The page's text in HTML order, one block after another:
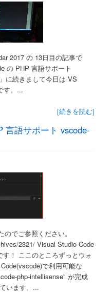
2017 の 13日目の記事で
の PHP 言語サポート
に続きまして今日は VS
す。...
[続きを読む]
言語サポート vscode-
でご参照ください。
2321/ Visual Studio Code
！ ここのところずっとウォ
で利用可能な
php-intellisense" が完成
います。...